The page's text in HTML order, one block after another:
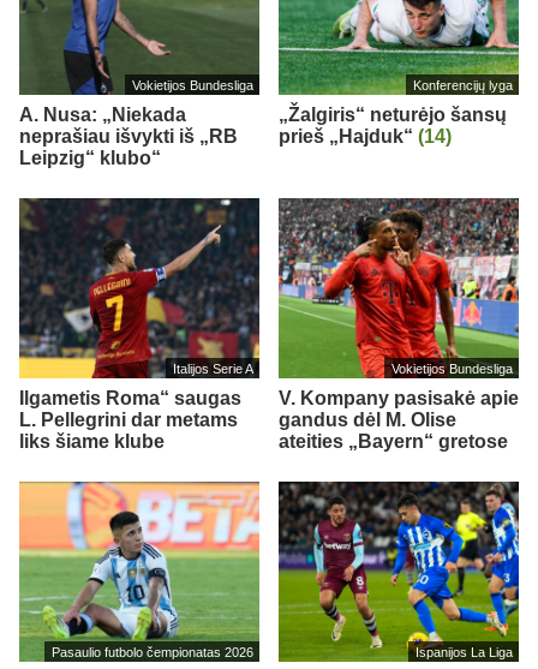
Vokietijos Bundesliga
A. Nusa: „Niekada
neprašiau išvykti iš „RB
Leipzig“ klubo“
Konferencijų lyga
„Žalgiris“ neturėjo šansų
prieš „Hajduk“ (14)
Italijos Serie A
Ilgametis Roma“ saugas
L. Pellegrini dar metams
liks šiame klube
Vokietijos Bundesliga
V. Kompany pasisakė apie
gandus dėl M. Olise
ateities „Bayern“ gretose
Pasaulio futbolo čempionatas 2026 Ispanijos La Liga